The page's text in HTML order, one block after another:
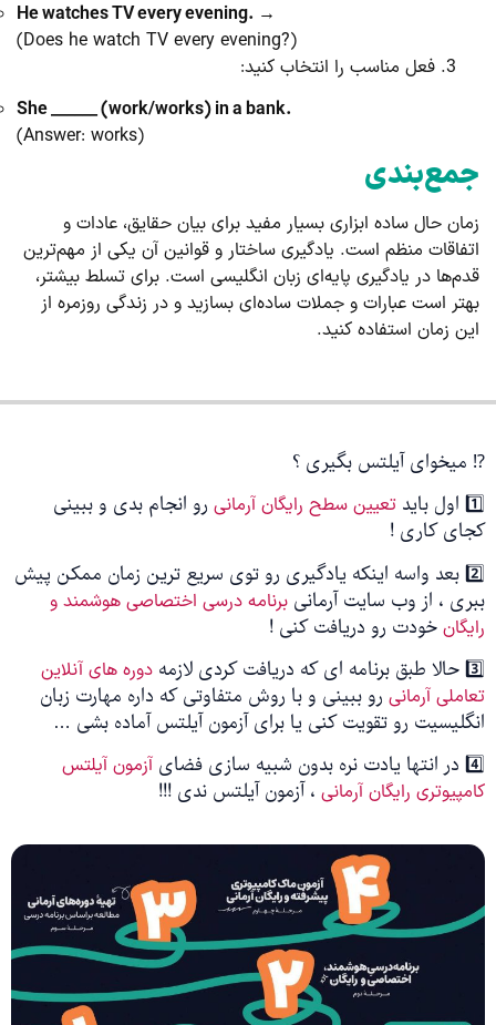
He watches TV every evening. →
(Does he watch TV every evening?)
فعل مناسب را انتخاب کنید:
She ______ (work/works) in a bank.
(Answer: works)
جمع‌بندی
زمان حال ساده ابزاری بسیار مفید برای بیان حقایق، عادات و
اتفاقات منظم است. یادگیری ساختار و قوانین آن یکی از مهم‌ترین
قدم‌ها در یادگیری پایه‌ای زبان انگلیسی است. برای تسلط بیشتر،
بهتر است عبارات و جملات ساده‌ای بسازید و در زندگی روزمره از
این زمان استفاده کنید.
⁉️ میخوای آیلتس بگیری ؟
1️⃣ اول باید
تعیین سطح رایگان آرمانی رو انجام بدی و ببینی
کجای کاری !
2️⃣ بعد واسه اینکه یادگیری رو توی سریع ترین زمان ممکن پیش
ببری ، از وب سایت آرمانی برنامه درسی اختصاصی هوشمند و
رایگان خودت رو دریافت کنی !
3️⃣ حالا طبق برنامه ای که دریافت کردی لازمه
دوره های آنلاین
تعاملی آرمانی رو ببینی و با روش متفاوتی که داره مهارت زبان
انگلیسیت رو تقویت کنی یا برای آزمون آیلتس آماده بشی …
4️⃣ در انتها یادت نره بدون شبیه سازی فضای
آزمون آیلتس
کامپیوتری رایگان آرمانی ، آزمون آیلتس ندی !!!